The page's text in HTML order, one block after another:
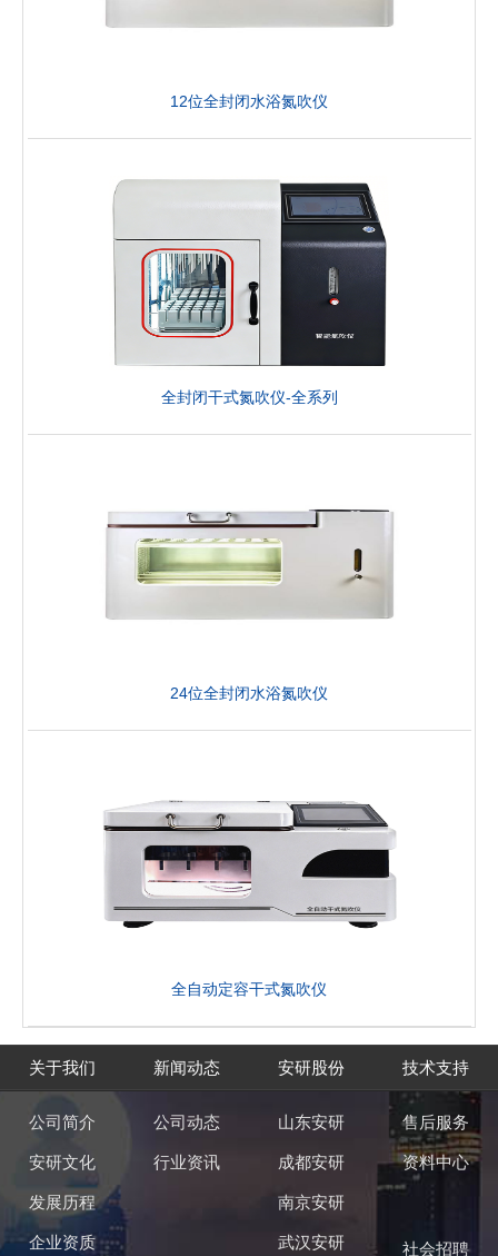
12位全封闭水浴氮吹仪
全封闭干式氮吹仪-全系列
24位全封闭水浴氮吹仪
全自动定容干式氮吹仪
关于我们
公司简介
安研文化
发展历程
企业资质
新闻动态
公司动态
行业资讯
安研股份
山东安研
成都安研
南京安研
武汉安研
技术支持
售后服务
资料中心
社会招聘